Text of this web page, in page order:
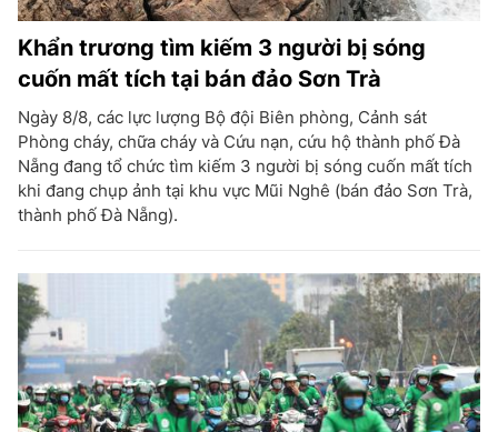
Khẩn trương tìm kiếm 3 người bị sóng
cuốn mất tích tại bán đảo Sơn Trà
Ngày 8/8, các lực lượng Bộ đội Biên phòng, Cảnh sát
Phòng cháy, chữa cháy và Cứu nạn, cứu hộ thành phố Đà
Nẵng đang tổ chức tìm kiếm 3 người bị sóng cuốn mất tích
khi đang chụp ảnh tại khu vực Mũi Nghê (bán đảo Sơn Trà,
thành phố Đà Nẵng).